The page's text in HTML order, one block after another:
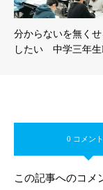
分からないを無くせ
したい 中学三年生
0 コメント
この記事へのコメ